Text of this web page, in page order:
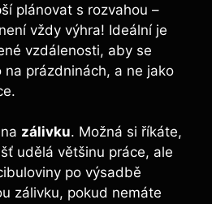
plánovat s rozvahou –
vždy výhra! Ideální je
vzdálenosti, aby se
prázdninách, a ne jako
zálivku. Možná si říkáte,
udělá většinu práce, ale
po výsadbě
zálivku, pokud nemáte